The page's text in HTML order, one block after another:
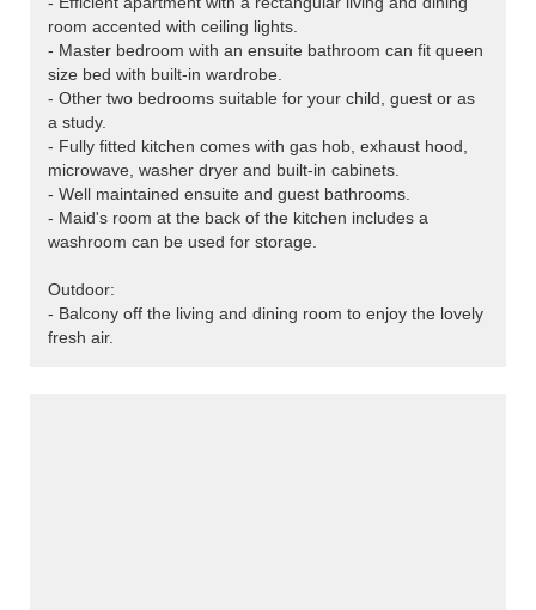
room accented with ceiling lights.
- Master bedroom with an ensuite bathroom can fit queen
size bed with built-in wardrobe.
- Other two bedrooms suitable for your child, guest or as
a study.
- Fully fitted kitchen comes with gas hob, exhaust hood,
microwave, washer dryer and built-in cabinets.
- Well maintained ensuite and guest bathrooms.
- Maid's room at the back of the kitchen includes a
washroom can be used for storage.
Outdoor:
- Balcony off the living and dining room to enjoy the lovely
fresh air.